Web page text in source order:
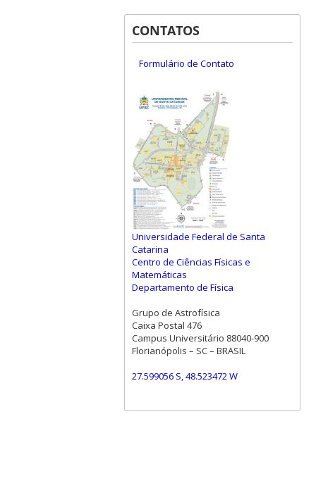
CONTATOS
Formulário de Contato
Universidade Federal de Santa
Catarina
Centro de Ciências Físicas e
Matemáticas
Departamento de Física
Grupo de Astrofísica
Caixa Postal 476
Campus Universitário 88040-900
Florianópolis – SC – BRASIL
27.599056 S, 48.523472 W